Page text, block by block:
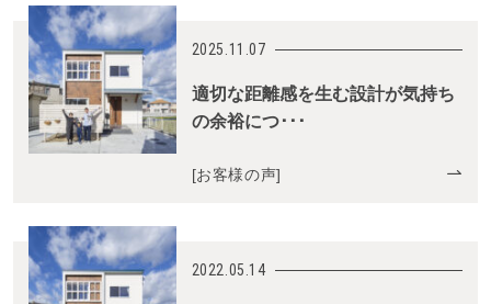
2025.11.07
適切な距離感を生む設計が気持ち
の余裕につ･･･
[お客様の声]
2022.05.14